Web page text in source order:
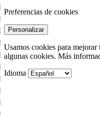
Preferencias de cookies
Personalizar
Usamos cookies para mejorar
algunas cookies. Más
Idioma